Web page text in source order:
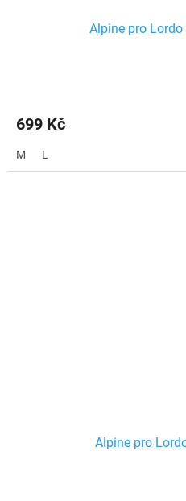
Alpine pro
699 Kč
M L
Alpine pro